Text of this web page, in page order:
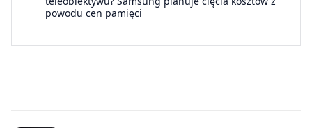
powodu cen pamięci